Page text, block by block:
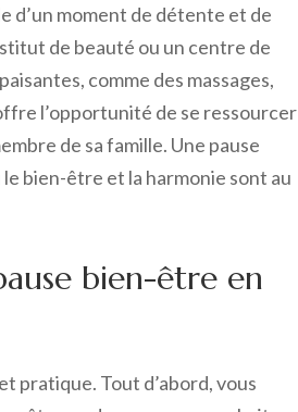
d’un moment de détente et de
de beauté ou un centre de
comme des massages,
l’opportunité de se ressourcer
de sa famille. Une pause
bien-être et la harmonie sont au
bien-être en
pratique. Tout d’abord, vous